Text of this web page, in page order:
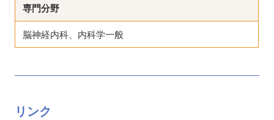
専門分野
脳神経内科、内科学一般
リンク